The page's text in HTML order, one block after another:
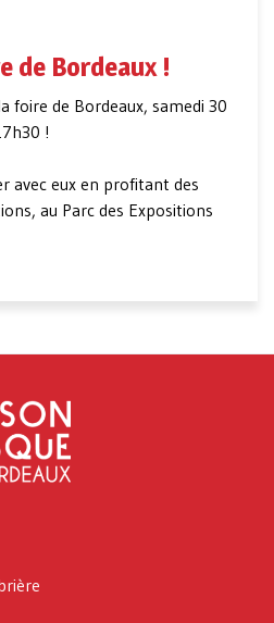
de Bordeaux !
foire de Bordeaux, samedi 30
!
avec eux en profitant des
au Parc des Expositions